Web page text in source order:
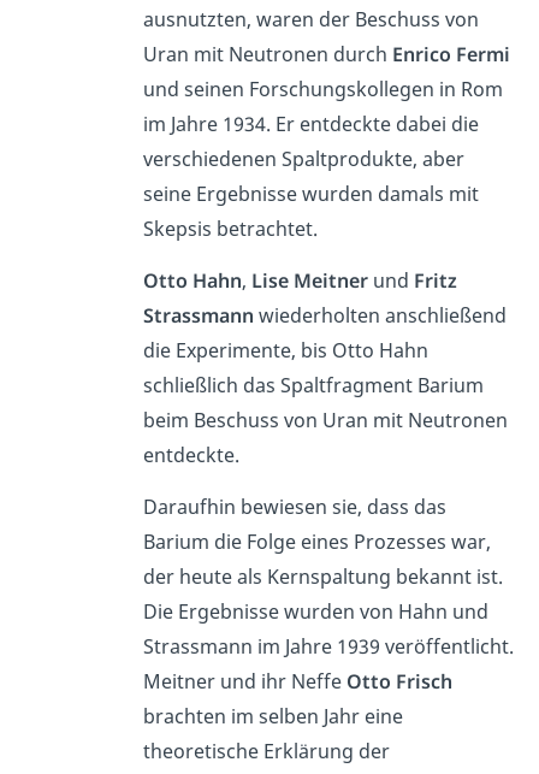
ausnutzten, waren der Beschuss von
Uran mit Neutronen durch Enrico Fermi
und seinen Forschungskollegen in Rom
im Jahre 1934. Er entdeckte dabei die
verschiedenen Spaltprodukte, aber
seine Ergebnisse wurden damals mit
Skepsis betrachtet.
Otto Hahn, Lise Meitner und Fritz
Strassmann wiederholten anschließend
die Experimente, bis Otto Hahn
schließlich das Spaltfragment Barium
beim Beschuss von Uran mit Neutronen
entdeckte.
Daraufhin bewiesen sie, dass das
Barium die Folge eines Prozesses war,
der heute als Kernspaltung bekannt ist.
Die Ergebnisse wurden von Hahn und
Strassmann im Jahre 1939 veröffentlicht.
Meitner und ihr Neffe Otto Frisch
brachten im selben Jahr eine
theoretische Erklärung der